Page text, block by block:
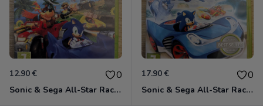
12.90 € 0
Sonic & Sega All-Star Racing avec Banjo-Kazooie Xbox 360
17.90 € 0
Sonic & Sega All-Star Racing - Transformed Xbox 360